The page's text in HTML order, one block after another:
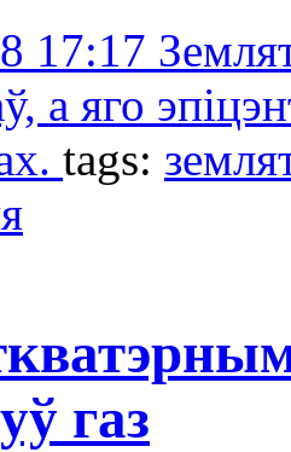
17:17
а яго
tags:
газ